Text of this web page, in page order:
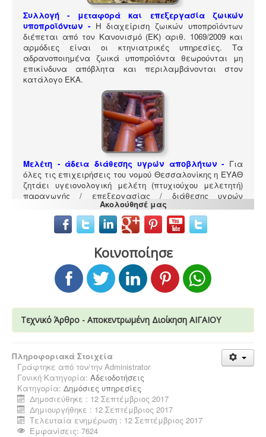
Συλλογή - μεταφορά και επεξεργασία ζωικών
υποπροϊόντων - Η διαχείριση ζωικών υποπροϊόντων
διέπεται από τον Κανονισμό (ΕΚ) αριθ. 1069/2009 και
αρμόδιες είναι οι κτηνιατρικές υπηρεσίες. Τα
αδρανοποιημένα ζωικά υποπροϊόντα θεωρούνται μη
επικίνδυνα απόβλητα και περιλαμβάνονται στον
κατάλογο ΕΚΑ.
Μελέτη - άδεια διάθεσης υγρών αποβλήτων - Για
όλες τις επιχειρήσεις του νομού Θεσσαλονίκης η ΕΥΑΘ
ζητάει υγειονολογική μελέτη (πτυχιούχου μελετητή)
παραγωγής / επεξεργασίας / διάθεσης υγρών
αποβλήτων, προκειμένου να εκδώσει την άδεια
διάθεσης - σύνδεσης με το δίκτυο αποχέτευσης (ειδικός
κανονισμός αποχέτευσης ΦΕΚ 1793Β-2018)..
Μελέτη και εγκατάσταση λιποσυλλέκτη - Για τις
επιχειρήσεις μαζικής εστίασης, η χρήση λιποσυλλέκτη,
κατόπιν υγειονολογικής μελέτης, συμβατής με τα
υποχρεωτική από την υγειονομική διάταξη Υ1γ / ΓΠ /
οικ. 47829 / 17 .
Ακολούθησέ μας
Κοινοποίησε
Τεχνικό Άρθρο - Αποκεντρωμένη Διοίκηση ΑΙΓΑΙΟΥ
Πληροφοριακά Στοιχεία
Γράφτηκε από τον/την Administrator
Γονική Κατηγορία: Αδειοδοτήσεις
Κατηγορία: Δημόσιες υπηρεσίες
Δημοσιεύθηκε : 12 Σεπτέμβριος 2017
Δημιουργήθηκε : 12 Σεπτέμβριος 2017
Τελευταία ενημέρωση : 12 Σεπτέμβριος 2017
Εμφανίσεις: 7624